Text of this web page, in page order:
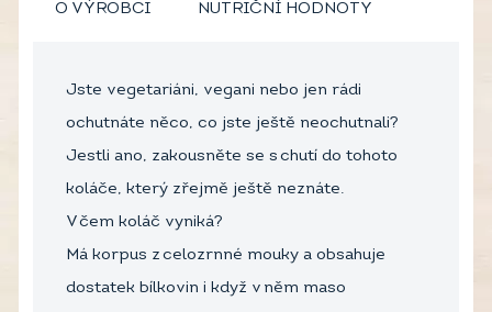
O VÝROBCI NUTRIČNÍ HODNOTY
Jste vegetariáni, vegani nebo jen rádi
ochutnáte něco, co jste ještě neochutnali?
Jestli ano, zakousněte se s chutí do tohoto
koláče, který zřejmě ještě neznáte.
V čem koláč vyniká?
Má korpus z celozrnné mouky a obsahuje
dostatek bílkovin i když v něm maso